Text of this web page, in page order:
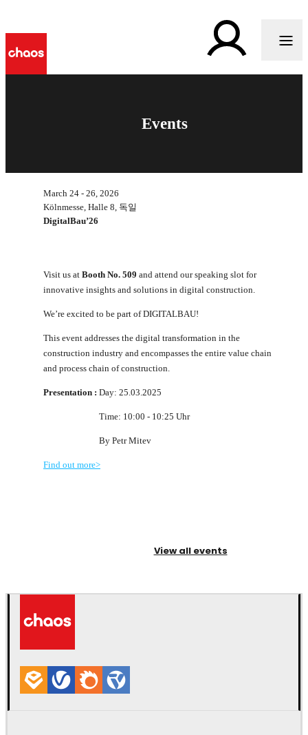
Events
March 24 - 26, 2026
Kölnmesse, Halle 8, 독일
DigitalBau’26
Visit us at Booth No. 509 and attend our speaking slot for
innovative insights and solutions in digital construction.
We’re excited to be part of DIGITALBAU!
This event addresses the digital transformation in the
construction industry and encompasses the entire value chain
and process chain of construction.
Presentation : Day: 25.03.2025
Time: 10:00 - 10:25 Uhr
By Petr Mitev
Find out more>
View all events